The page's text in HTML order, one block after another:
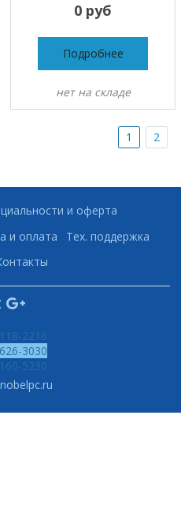
0 руб
Подробнее
нет на складе
1 2
и оферта
и оплата
Тех. поддержка
2216
3030
5230